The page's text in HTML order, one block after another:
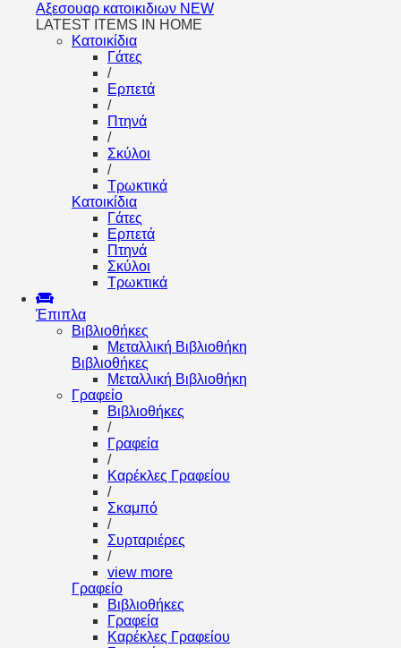
Αξεσουαρ κατοικιδιων NEW
LATEST ITEMS IN HOME
Κατοικίδια
Γάτες
/
Ερπετά
/
Πτηνά
/
Σκύλοι
/
Τρωκτικά
Κατοικίδια
Γάτες
Ερπετά
Πτηνά
Σκύλοι
Τρωκτικά
Έπιπλα
Βιβλιοθήκες
Μεταλλική Βιβλιοθήκη
Βιβλιοθήκες
Μεταλλική Βιβλιοθήκη
Γραφείο
Βιβλιοθήκες
/
Γραφεία
/
Καρέκλες Γραφείου
/
Σκαμπό
/
Συρταριέρες
/
view more
Γραφείο
Βιβλιοθήκες
Γραφεία
Καρέκλες Γραφείου